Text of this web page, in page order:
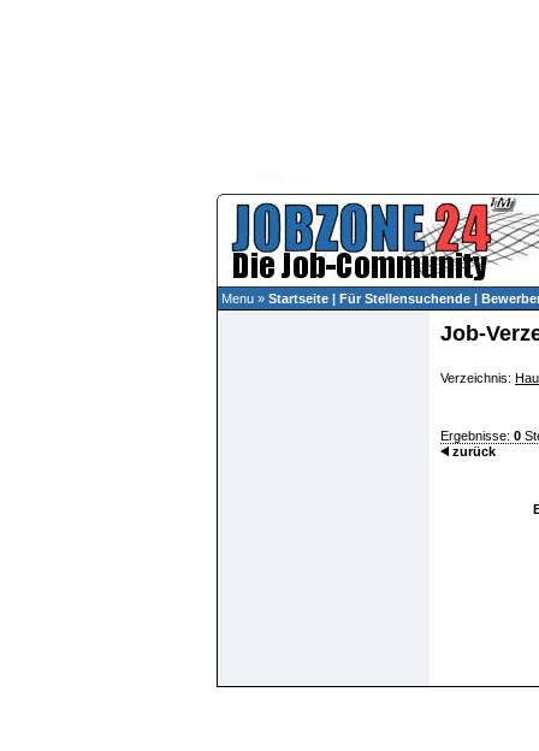
Menu » Startseite | Für Stellensuchende |
Job-
Verzeichnis:
Ergebnisse: 0
zurück